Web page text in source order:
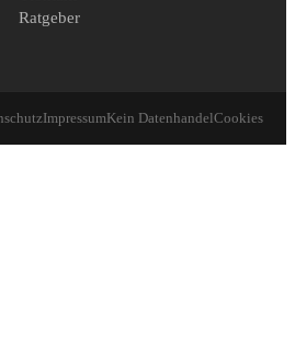
Ratgeber
ImpressumKein DatenhandelCookies